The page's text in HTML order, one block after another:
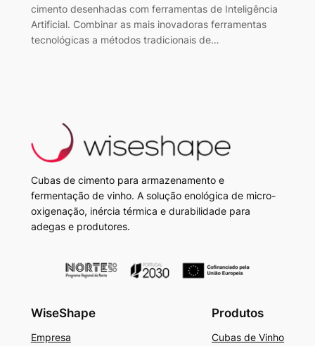
cimento desenhadas com ferramentas de Inteligência
Artificial. Combinar as mais inovadoras ferramentas
tecnológicas a métodos tradicionais de…
Cubas de cimento para armazenamento e
fermentação de vinho. A solução enológica de micro-
oxigenação, inércia térmica e durabilidade para
adegas e produtores.
WiseShape
Empresa
Produtos
Cubas de Vinho